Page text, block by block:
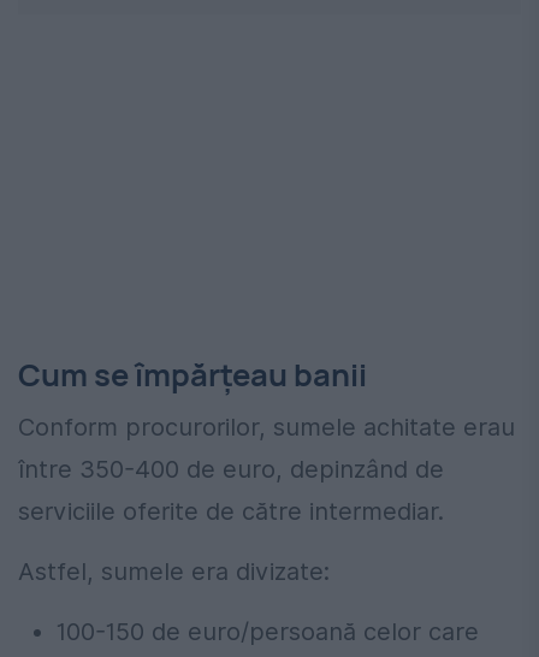
Cum se împărţeau banii
Conform procurorilor, sumele achitate erau
între 350-400 de euro, depinzând de
serviciile oferite de către intermediar.
Astfel, sumele era divizate:
100-150 de euro/persoană celor care